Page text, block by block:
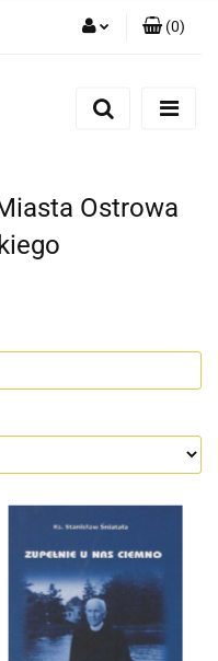
Zarejestruj się
(0)
Ostrowa